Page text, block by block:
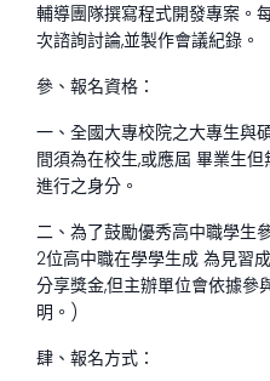
輔導團隊撰寫程式開發專案。
次諮詢討論,並製作會議紀錄。
參、報名資格：
一、全國大專校院之大專生與
間須為在校生,或應屆 畢業生
進行之身分。
二、為了鼓勵優秀高中職學生
2位高中職在學學生成 為見習
分享獎金,但主辦單位會依據參
明。)
肆、報名方式：